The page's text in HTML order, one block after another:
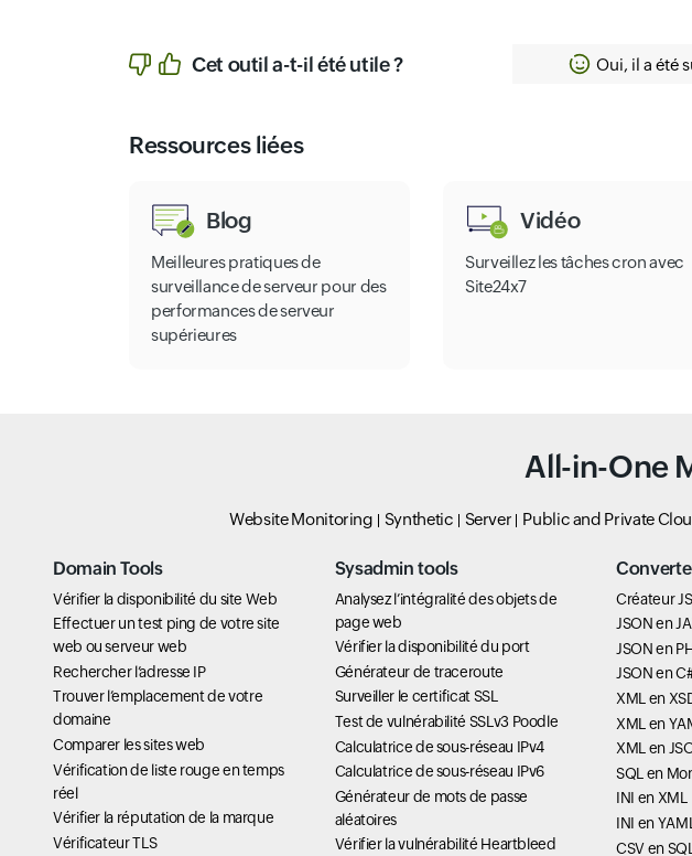
Cet outil a-t-il été utile ? Oui, il a été
Ressources liées
Blog
Meilleures pratiques de
surveillance de serveur pour des
performances de serveur
supérieures
Vidéo
Surveillez les tâches cron avec
Site24x7
All-in-One
Website Monitoring Synthetic Server Public and Private
Domain Tools
Vérifier la disponibilité du site Web
Effectuer un test ping de votre site
web ou serveur web
Rechercher l’adresse IP
Trouver l’emplacement de votre
domaine
Comparer les sites web
Vérification de liste rouge en temps
réel
Vérifier la réputation de la marque
Vérificateur TLS
Sysadmin tools
Analysez l’intégralité des objets de
page web
Vérifier la disponibilité du port
Générateur de traceroute
Surveiller le certificat SSL
Test de vulnérabilité SSLv3 Poodle
Calculatrice de sous-réseau IPv4
Calculatrice de sous-réseau IPv6
Générateur de mots de passe
aléatoires
Vérifier la vulnérabilité Heartbleed
Créateur
JSON en
JSON en
JSON en
XML en
XML en
XML en
SQL en
INI en XML
INI en YAML
CSV en SQL